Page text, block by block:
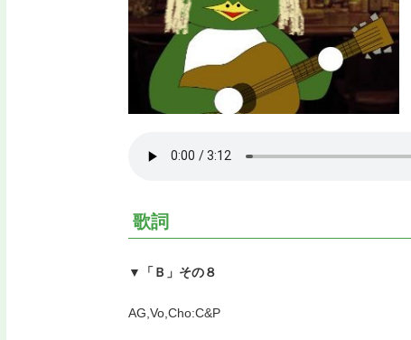
歌詞
▼「Ｂ」その８
AG,Vo,Cho:C&P